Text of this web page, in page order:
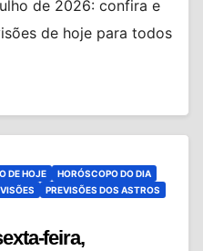
de 2026: confira e
de hoje para todos
DE HOJE
HORÓSCOPO DO DIA
PREVISÕES DOS ASTROS
feira,